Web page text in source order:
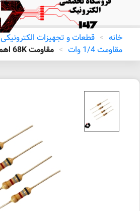
خانه > قطعات و تجهیزات الکترونیکی
مقاومت 1/4 وات
> مقاومت 68K اهم 1/4w